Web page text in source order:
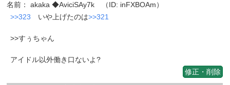
名前： akaka ◆AviciSAy7k （ID: inFXBOAm）
>>323 いや上げたのは>>321
>>すぅちゃん
アイドル以外働き口ないよ?
修正・削除